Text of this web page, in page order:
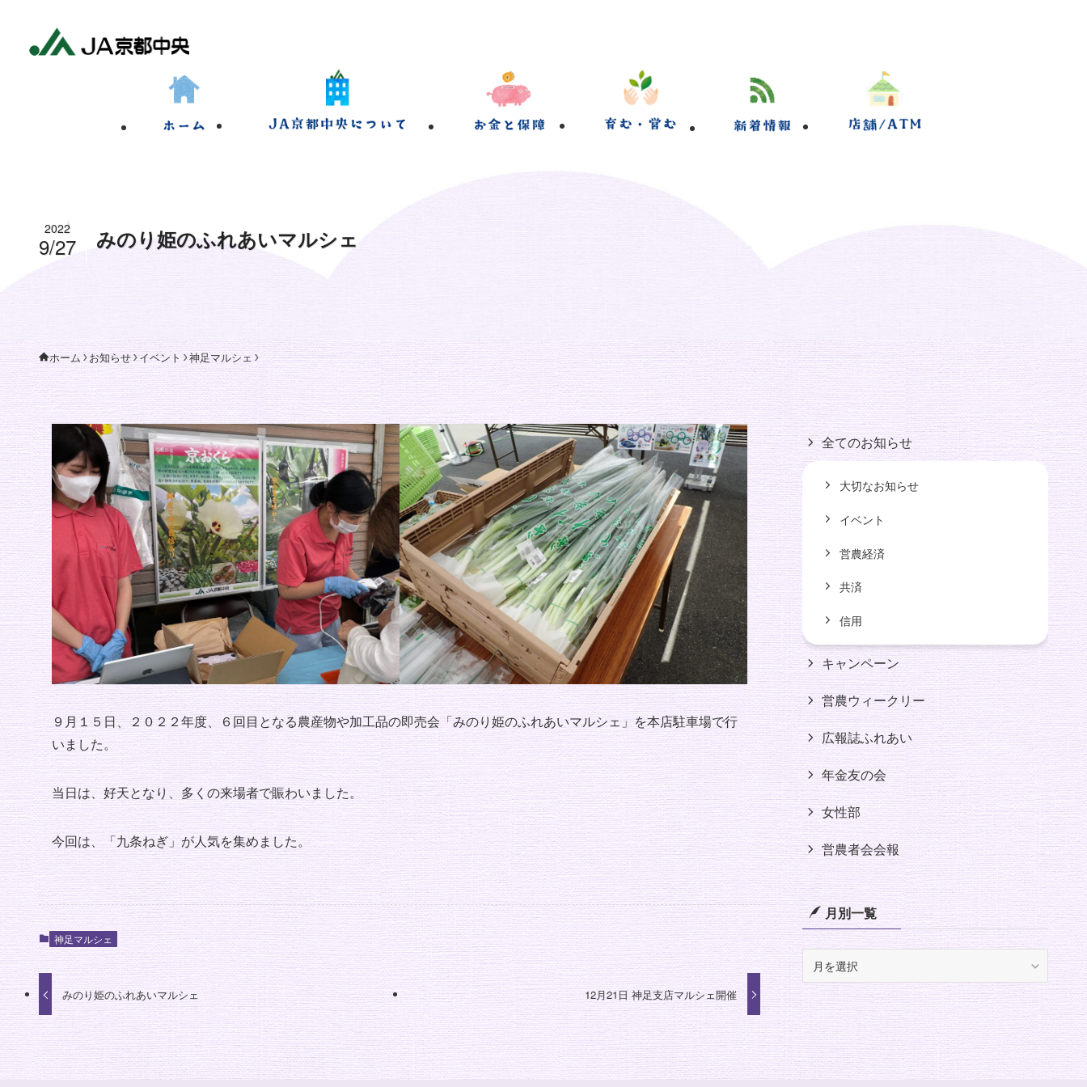
みのり姫のふれあいマルシェ
2022
9/27
ホーム お知らせ イベント 神足マルシェ
９月１５日、２０２２年度、６回目となる農産物や加工品の即売会「みのり姫のふれあいマルシェ」を本店駐車場で行
いました。
当日は、好天となり、多くの来場者で賑わいました。
今回は、「九条ねぎ」が人気を集めました。
神足マルシェ
みのり姫のふれあいマルシェ 12月21日 神足支店マルシェ開催
全てのお知らせ
大切なお知らせ
イベント
営農経済
共済
信用
キャンペーン
営農ウィークリー
広報誌ふれあい
年金友の会
女性部
営農者会会報
月別一覧
別
一
覧